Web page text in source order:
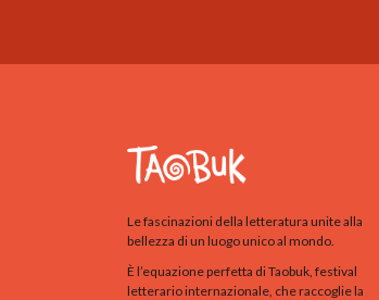
Le fascinazioni della letteratura unite alla
bellezza di un luogo unico al mondo.
È l’equazione perfetta di Taobuk, festival
letterario internazionale, che raccoglie la